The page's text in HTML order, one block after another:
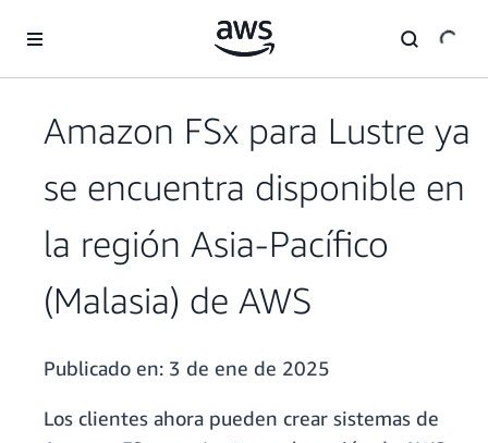
Amazon FSx para Lustre ya
se encuentra disponible en
la región Asia-Pacífico
(Malasia) de AWS
Publicado en: 3 de ene de 2025
Los clientes ahora pueden crear sistemas de